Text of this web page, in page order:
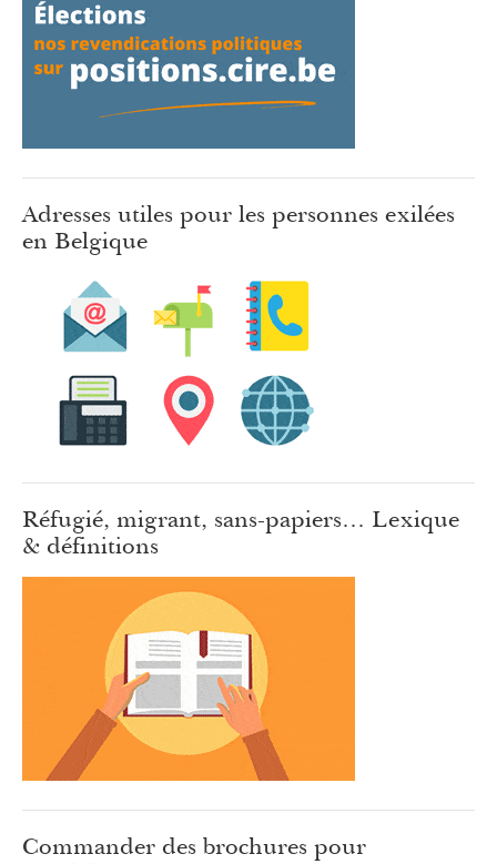
Adresses utiles pour les personnes exilées
en Belgique
Réfugié, migrant, sans-papiers… Lexique
& définitions
Commander des brochures pour